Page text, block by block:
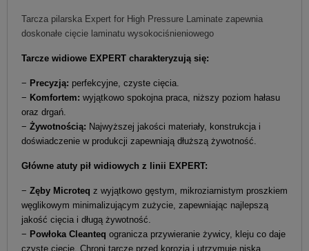
Tarcza pilarska Expert for High Pressure Laminate zapewnia
doskonałe cięcie laminatu wysokociśnieniowego
Tarcze widiowe EXPERT charakteryzują się:
− Precyzją: perfekcyjne, czyste cięcia.
− Komfortem: wyjątkowo spokojna praca, niższy poziom hałasu
oraz drgań.
− Żywotnością: Najwyższej jakości materiały, konstrukcja i
doświadczenie w produkcji zapewniają dłuższą żywotność.
Główne atuty pił widiowych z linii EXPERT:
− Zęby Microteq z wyjątkowo gęstym, mikroziarnistym proszkiem
węglikowym minimalizującym zużycie, zapewniając najlepszą
jakość cięcia i długą żywotność.
− Powłoka Cleanteq ogranicza przywieranie żywicy, kleju co daje
czyste cięcie. Chroni tarczę przed korozją i utrzymuje niską